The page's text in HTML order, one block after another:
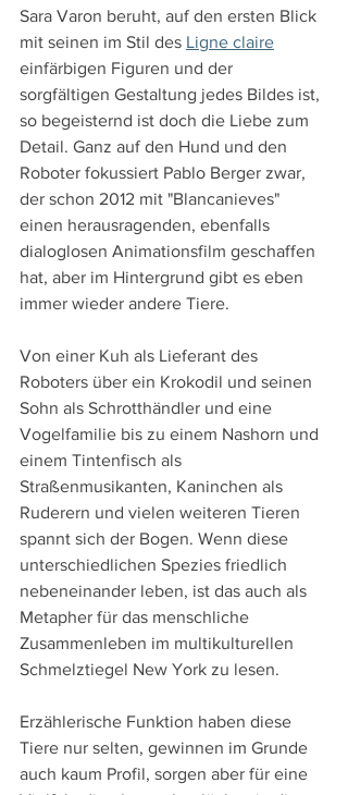
Sara Varon beruht, auf den ersten Blick
mit seinen im Stil des Ligne claire
einfärbigen Figuren und der
sorgfältigen Gestaltung jedes Bildes ist,
so begeisternd ist doch die Liebe zum
Detail. Ganz auf den Hund und den
Roboter fokussiert Pablo Berger zwar,
der schon 2012 mit "Blancanieves"
einen herausragenden, ebenfalls
dialoglosen Animationsfilm geschaffen
hat, aber im Hintergrund gibt es eben
immer wieder andere Tiere.
Von einer Kuh als Lieferant des
Roboters über ein Krokodil und seinen
Sohn als Schrotthändler und eine
Vogelfamilie bis zu einem Nashorn und
einem Tintenfisch als
Straßenmusikanten, Kaninchen als
Ruderern und vielen weiteren Tieren
spannt sich der Bogen. Wenn diese
unterschiedlichen Spezies friedlich
nebeneinander leben, ist das auch als
Metapher für das menschliche
Zusammenleben im multikulturellen
Schmelztiegel New York zu lesen.
Erzählerische Funktion haben diese
Tiere nur selten, gewinnen im Grunde
auch kaum Profil, sorgen aber für eine